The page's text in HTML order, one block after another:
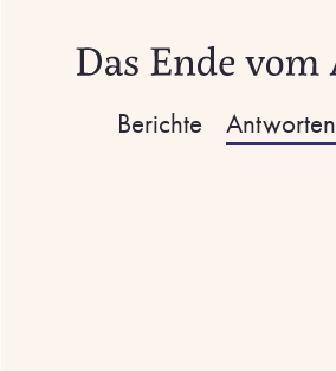
Berichte Antworten